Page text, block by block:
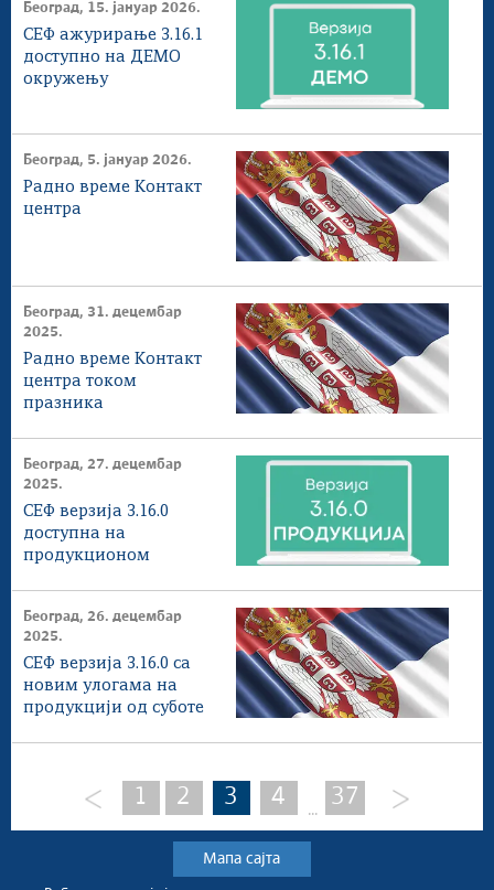
Београд, 15. јануар 2026.
СЕФ ажурирање 3.16.1
доступнo на ДЕМО
окружењу
Београд, 5. јануар 2026.
Радно време Контакт
центра
Београд, 31. децембар
2025.
Радно време Контакт
центра током
празника
Београд, 27. децембар
2025.
СЕФ верзија 3.16.0
доступна на
продукционом
Београд, 26. децембар
2025.
СЕФ верзија 3.16.0 са
новим улогама на
продукцији од суботе
1 2 3 4
...
37
Мапа сајта